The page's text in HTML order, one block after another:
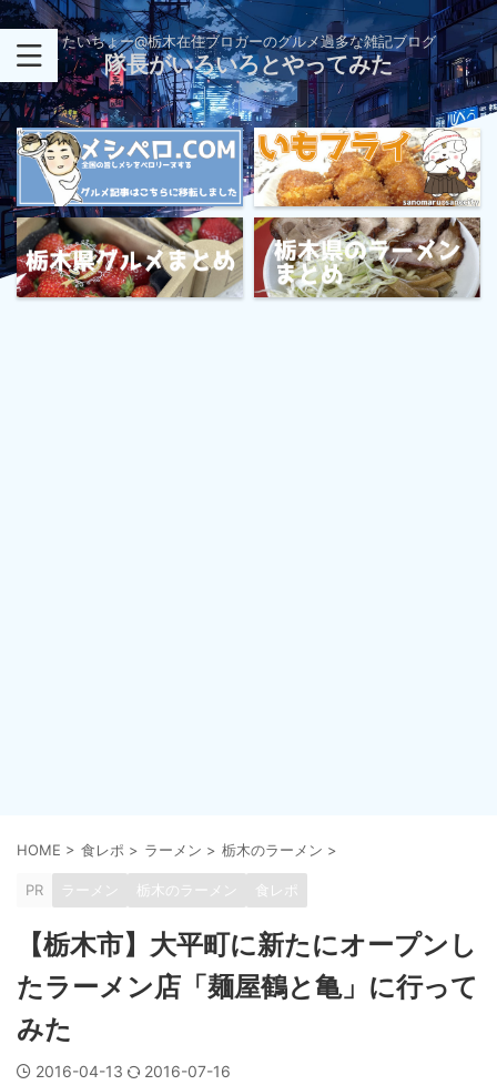
たいちょー@栃木在住ブロガーのグルメ過多な雑記ブログ
隊長がいろいろとやってみた
HOME > 食レポ > ラーメン > 栃木のラーメン >
PR ラーメン 栃木のラーメン 食レポ
【栃木市】大平町に新たにオープンし
たラーメン店「麺屋鶴と亀」に行って
みた
2016-04-13 2016-07-16